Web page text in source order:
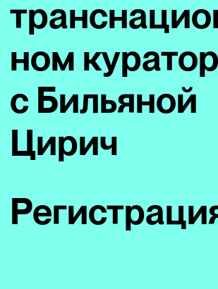
ном
с Бильяной
Цирич